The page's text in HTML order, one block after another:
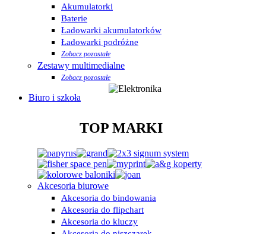
Akumulatorki
Baterie
Ładowarki akumulatorków
Ładowarki podróżne
Zobacz pozostałe
Zestawy multimedialne
Zobacz pozostałe
Biuro i szkoła
TOP MARKI
Akcesoria biurowe
Akcesoria do bindowania
Akcesoria do flipchart
Akcesoria do kluczy